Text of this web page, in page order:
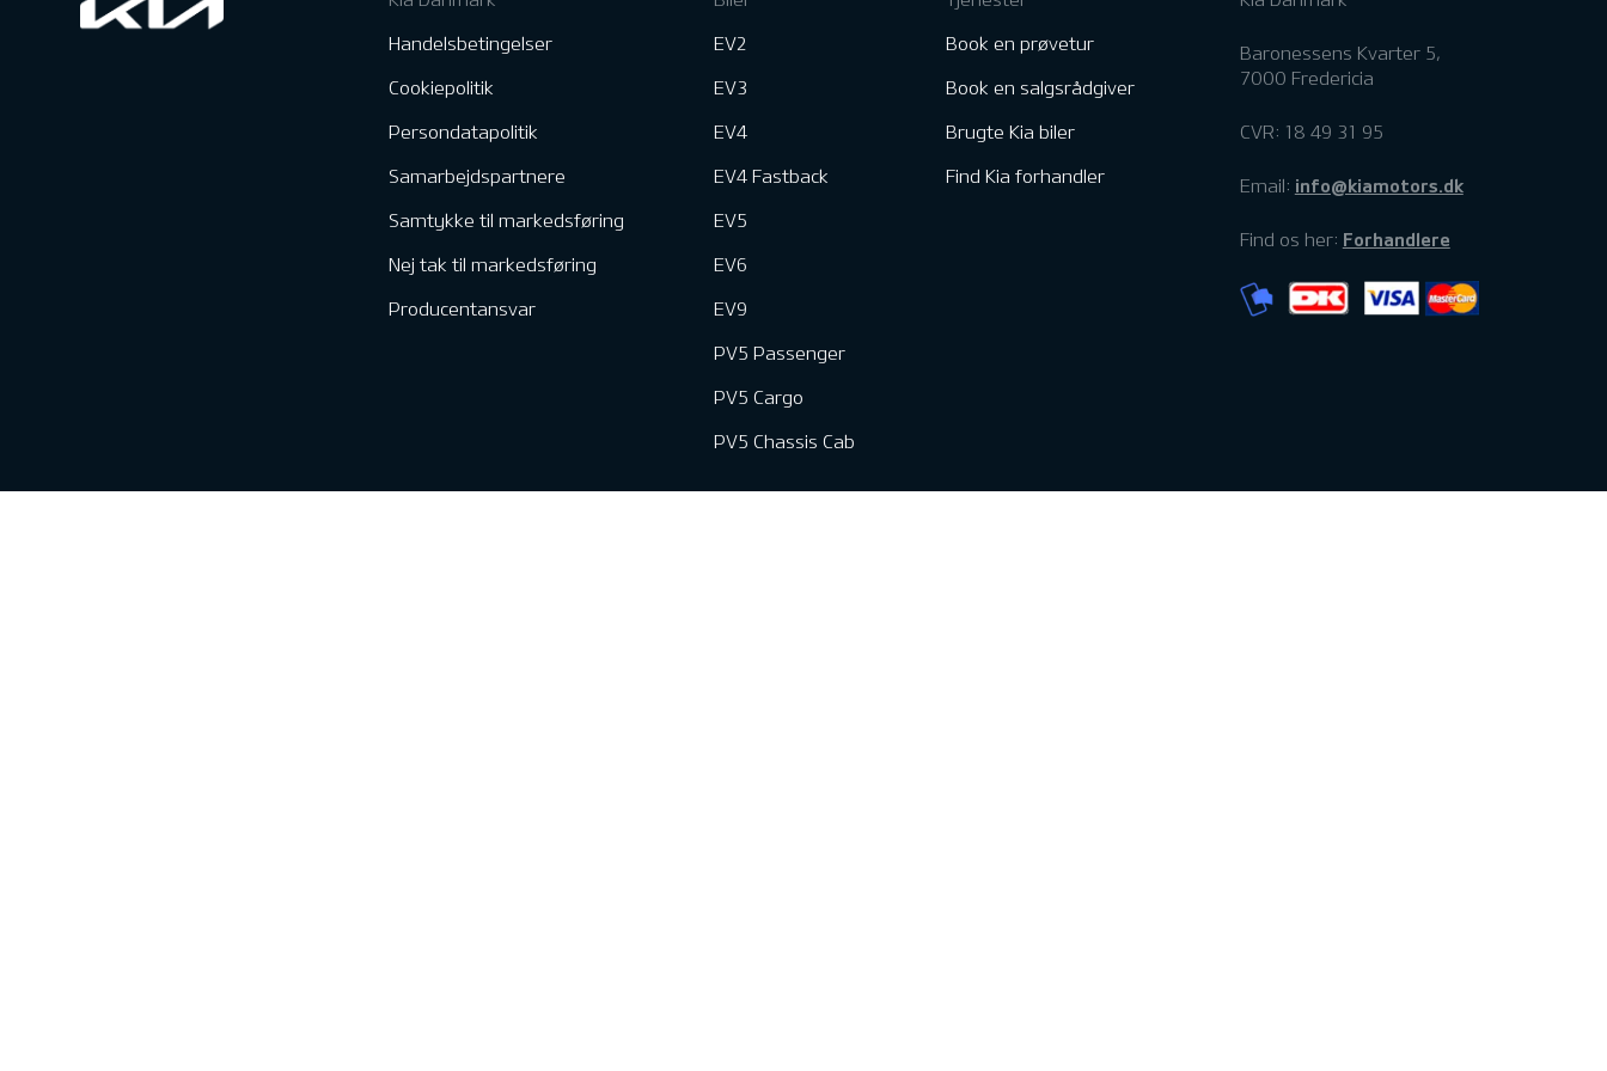
Handelsbetingelser
Cookiepolitik
Persondatapolitik
Samarbejdspartnere
Samtykke til markedsføring
Nej tak til markedsføring
Producentansvar
EV2
EV3
EV4
EV4 Fastback
EV5
EV6
EV9
PV5 Passenger
PV5 Cargo
PV5 Chassis Cab
Book en prøvetur
Book en salgsrådgiver
Brugte Kia biler
Find Kia forhandler
Baronessens Kvarter 5,
7000 Fredericia
CVR: 18 49 31 95
Email: info@kiamotors.dk
Find os her: Forhandlere